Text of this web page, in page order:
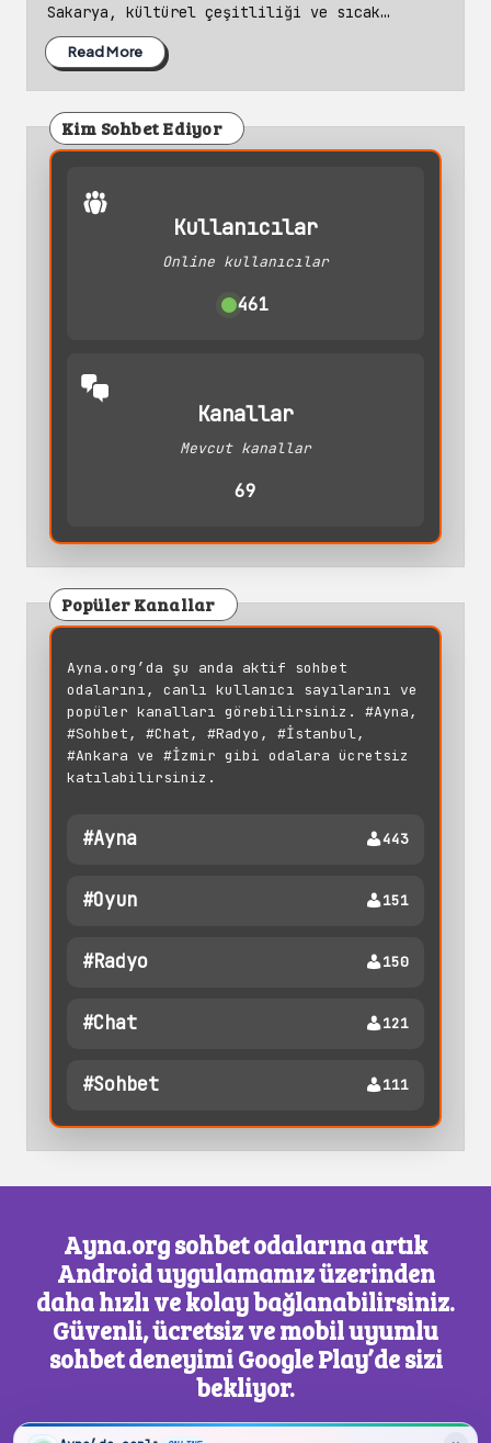
Sakarya, kültürel çeşitliliği ve sıcak…
Read More
Kim Sohbet Ediyor
Kullanıcılar
Online kullanıcılar
461
Kanallar
Mevcut kanallar
69
Popüler Kanallar
Ayna.org’da şu anda aktif sohbet
odalarını, canlı kullanıcı sayılarını ve
popüler kanalları görebilirsiniz. #Ayna,
#Sohbet, #Chat, #Radyo, #İstanbul,
#Ankara ve #İzmir gibi odalara ücretsiz
katılabilirsiniz.
#ayna 443
#oyun 151
#radyo 150
#chat 121
#sohbet 111
Ayna.org sohbet odalarına artık
Android uygulamamız üzerinden
daha hızlı ve kolay bağlanabilirsiniz.
Güvenli, ücretsiz ve mobil uyumlu
sohbet deneyimi Google Play’de sizi
bekliyor.